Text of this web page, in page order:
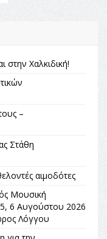
στην Χαλκιδική!
–
Στάθη
αιμοδότες
Μουσική
5, 6 Αυγούστου 2026
Λόγγου